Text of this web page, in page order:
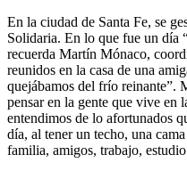
En la ciudad de Santa Fe, se
Solidaria. En lo que fue un día
recuerda Martín Mónaco,
reunidos en la casa de una
quejábamos del frío reinante”.
pensar en la gente que vive en
entendimos de lo afortunados
día, al tener un techo, una
familia, amigos, trabajo,